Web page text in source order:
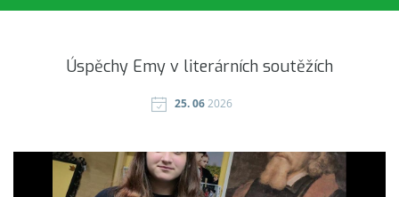
Úspěchy Emy v literárních soutěžích
25. 062026